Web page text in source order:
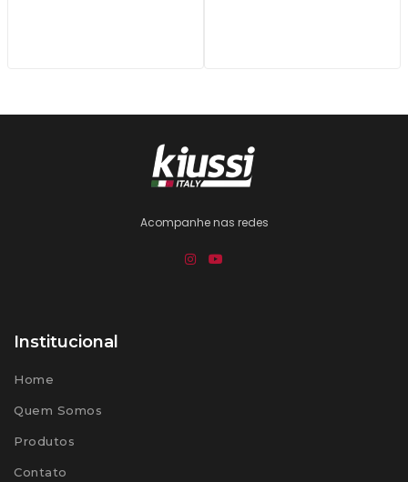
Acompanhe nas redes
Institucional
Home
Quem Somos
Produtos
Contato